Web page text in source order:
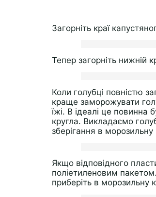
Загорніть краї
Тепер загорніть нижній
Коли голубці повністю
краще заморожувати
їжі. В ідеалі це повинна
кругла. Викладаємо
зберігання в
Якщо відповідного
поліетиленовим
приберіть в морозильну